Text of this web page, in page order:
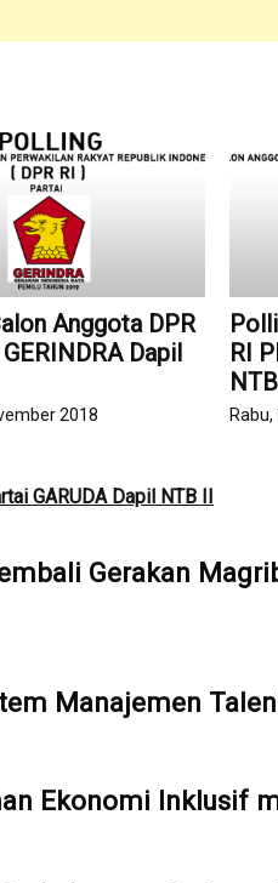
Anggota DPR
Dapil
2018
RI
GARUDA Dapil NTB II
Gerakan
Manajemen
Ekonomi Inklusif